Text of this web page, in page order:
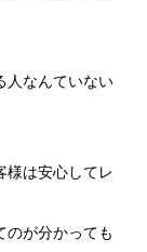
人なんていない
様は安心してレ
のが分かっても